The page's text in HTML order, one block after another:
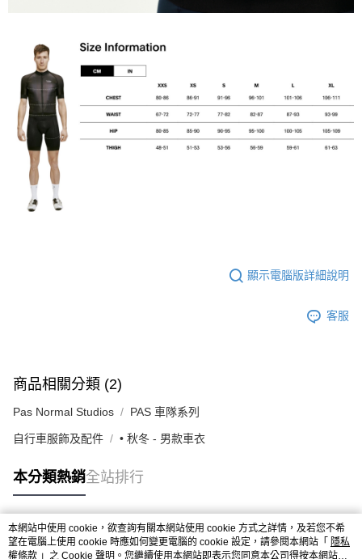
顯示電腦版詳細說明
客服
商品相關分類 (2)
Pas Normal Studios PAS 車隊系列
自行車服飾及配件 • 秋冬 - 男款車衣
本分類熱銷全站排行
熱門標籤
本網站中使用 cookie，欲查詢有關本網站使用 cookie 方式之詳情，及若您不希
望在電腦上使用 cookie 時應如何變更電腦的 cookie 設定，請參閱本網站「 隱私
權條款 」之 Cookie 聲明。您繼續使用本網站即表示您同意本公司得按本網站使